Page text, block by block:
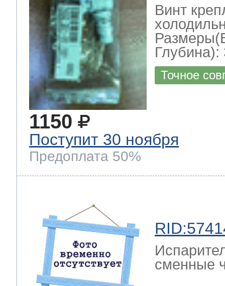
Винт
Глубина):
Точное
1150
Поступит 30 ноября
Предоплата 50%
сменные